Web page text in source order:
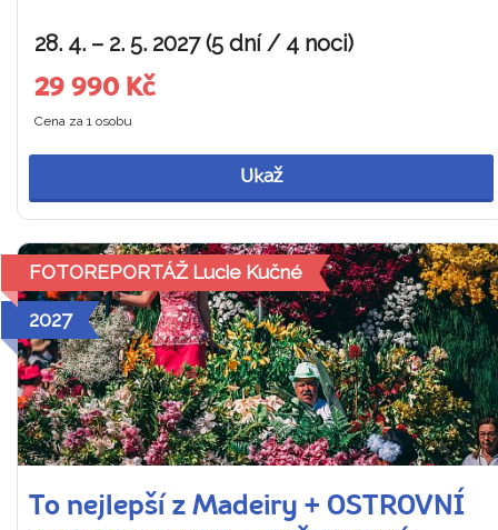
28. 4. – 2. 5. 2027 (5 dní / 4 noci)
29 990 Kč
Cena za 1 osobu
Ukaž
FOTOREPORTÁŽ Lucie Kučné
2027
To nejlepší z Madeiry + OSTROVNÍ